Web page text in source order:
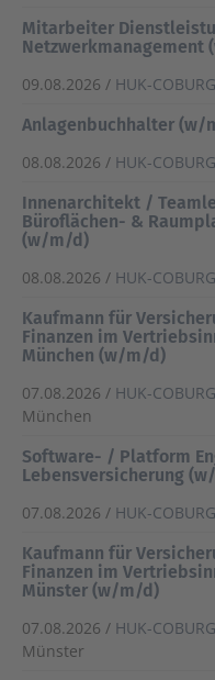
Mitarbeiter
Netzwerkmanagement
09.08.2026 / HUK-
Anlagenbuchhalter (w/
08.08.2026 / HUK-
Innenarchitekt /
Büroflächen- &
(w/m/d)
08.08.2026 / HUK-
Kaufmann für
Finanzen im
München (w/m/d)
07.08.2026 / HUK-
München
Software- / Platform
Lebensversicherung
07.08.2026 / HUK-
Kaufmann für
Finanzen im
Münster (w/m/d)
07.08.2026 / HUK-
Münster